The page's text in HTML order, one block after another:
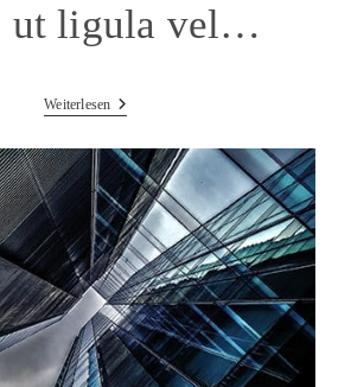
ut ligula vel…
WeiterlesenDuis
Prasent